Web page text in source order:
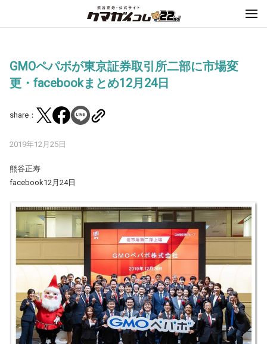
GMOペパボが東京証券取引所二部に市場変
更・facebookまとめ12月24日
share：
2019年12月25日
熊谷正寿
facebook12月24日